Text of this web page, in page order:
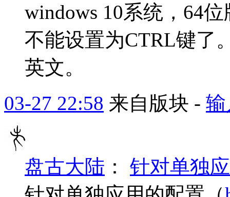
windows 10系统，64
不能设置为CTRL键了
英文。
03-27 22:58 来自版块 -
盘古大陆 ： 针对单独